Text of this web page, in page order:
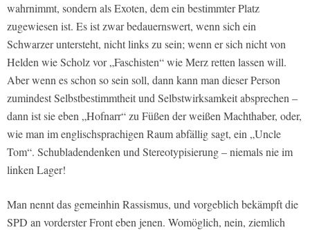
wahrnimmt, sondern als Exoten, dem ein bestimmter Platz
zugewiesen ist. Es ist zwar bedauernswert, wenn sich ein
Schwarzer untersteht, nicht links zu sein; wenn er sich nicht von
Helden wie Scholz vor „Faschisten“ wie Merz retten lassen will.
Aber wenn es schon so sein soll, dann kann man dieser Person
zumindest Selbstbestimmtheit und Selbstwirksamkeit absprechen –
dann ist sie eben „Hofnarr“ zu Füßen der weißen Machthaber, oder,
wie man im englischsprachigen Raum abfällig sagt, ein „Uncle
Tom“. Schubladendenken und Stereotypisierung – niemals nie im
linken Lager!
Man nennt das gemeinhin Rassismus, und vorgeblich bekämpft die
SPD an vorderster Front eben jenen. Womöglich, nein, ziemlich